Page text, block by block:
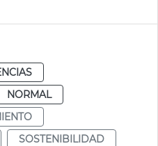
NORMAL
SOSTENIBILIDAD